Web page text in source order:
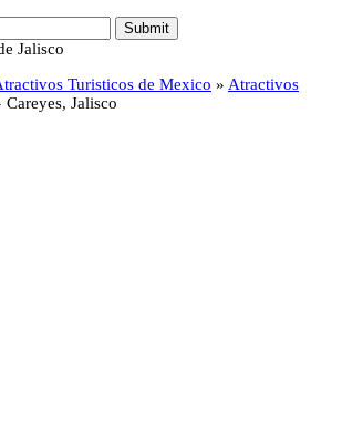
Submit
Jalisco
Turisticos de Mexico » Atractivos
Careyes, Jalisco